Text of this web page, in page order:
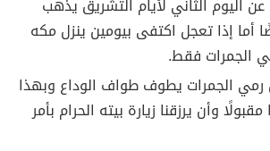
اليوم الثاني لأيام التشريق يذهب
أما إذا تعجل اكتفى بيومين ينزل مكه
الجمرات فقط.
رمي الجمرات يطوف طواف الوداع وبهذا
وأن يرزقنا زيارة بيته الحرام بأمر